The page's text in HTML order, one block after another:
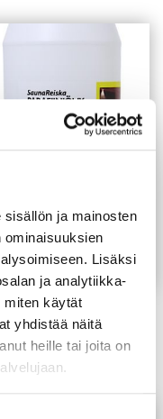
ja mainosten
ominaisuuksien
Lisäksi
ja analytiikka-
miten käytät
yhdistää näitä
heille tai joita on
3 l
€/prk(16,00 €/L)
Lue lisää